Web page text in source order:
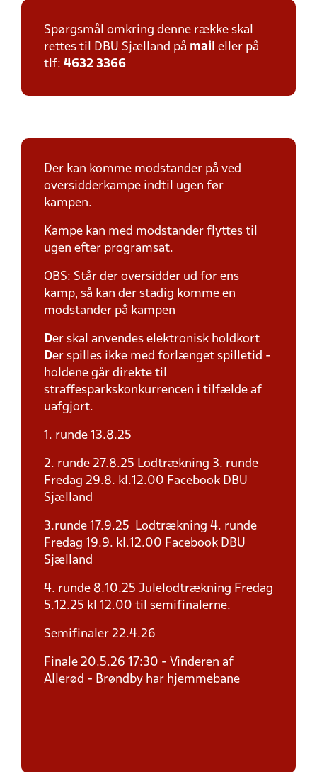
Spørgsmål omkring denne række skal
rettes til DBU Sjælland på mail eller på
tlf: 4632 3366
Der kan komme modstander på ved
oversidderkampe indtil ugen før
kampen.
Kampe kan med modstander flyttes til
ugen efter programsat.
OBS: Står der oversidder ud for ens
kamp, så kan der stadig komme en
modstander på kampen
Der skal anvendes elektronisk holdkort
Der spilles ikke med forlænget spilletid -
holdene går direkte til
straffesparkskonkurrencen i tilfælde af
uafgjort.
1. runde 13.8.25
2. runde 27.8.25 Lodtrækning 3. runde
Fredag 29.8. kl.12.00 Facebook DBU
Sjælland
3.runde 17.9.25 Lodtrækning 4. runde
Fredag 19.9. kl.12.00 Facebook DBU
Sjælland
4. runde 8.10.25 Julelodtrækning Fredag
5.12.25 kl 12.00 til semifinalerne.
Semifinaler 22.4.26
Finale 20.5.26 17:30 - Vinderen af
Allerød - Brøndby har hjemmebane